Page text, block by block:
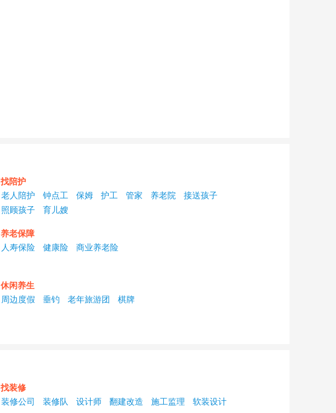
找陪护
老人陪护 钟点工 保姆 护工 管家 养老院
接送孩子
照顾孩子
育儿嫂
养老保障
人寿保险 健康险 商业养老险
休闲养生
周边度假 垂钓 老年旅游团 棋牌
找装修
装修公司 装修队 设计师 翻建改造 施工监理 软装设计